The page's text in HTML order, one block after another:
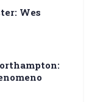
Wes